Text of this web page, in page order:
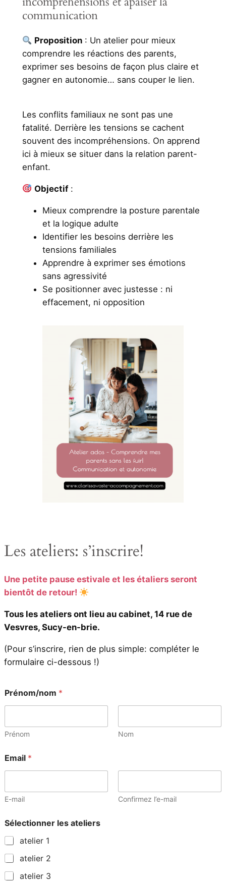
communication
Proposition: Un atelier pour mieux
comprendre les réactions des parents,
exprimer ses besoins de façon plus claire et
gagner en autonomie… sans couper le lien.
Les conflits familiaux ne sont pas une
fatalité. Derrière les tensions se cachent
souvent des incompréhensions. On apprend
ici à mieux se situer dans la relation parent-
enfant.
Objectif:
Mieux comprendre la posture parentale
et la logique adulte
Identifier les besoins derrière les
tensions familiales
Apprendre à exprimer ses émotions
sans agressivité
Se positionner avec justesse : ni
effacement, ni opposition
Les ateliers: s’inscrire!
Une petite pause estivale et les étaliers seront
bientôt de retour!
Tous les ateliers ont lieu au cabinet, 14 rue de
Vesvres, Sucy-en-brie.
(Pour s’inscrire, rien de plus simple: compléter le
formulaire ci-dessous !)
Prénom/nom *
Prénom Nom
Email *
E-mail Confirmez l’e-mail
Sélectionner les ateliers
atelier 1
atelier 2
atelier 3